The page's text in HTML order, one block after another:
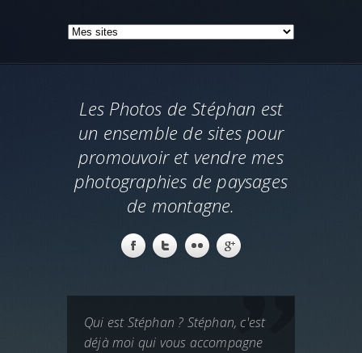
Les Photos de Stéphan est
un ensemble de sites pour
promouvoir et vendre mes
photographies de paysages
de montagne.
Qui est Stéphan ? Stéphan, c'est
déjà moi qui vous accompagne